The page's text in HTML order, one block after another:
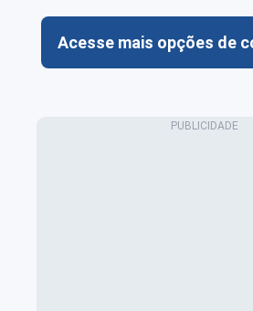
Acesse mais opções de